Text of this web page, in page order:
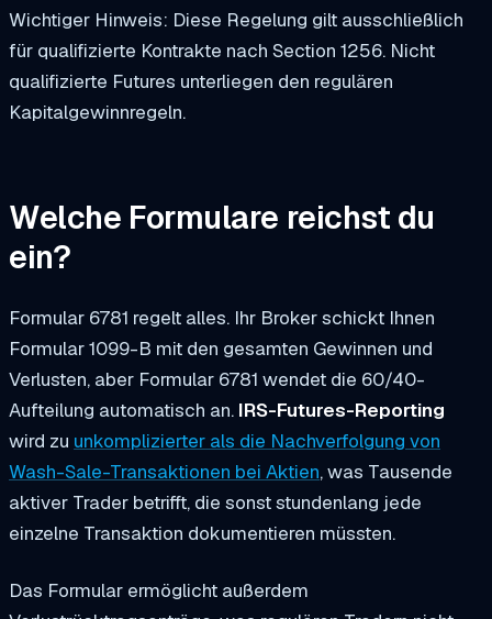
Wichtiger Hinweis: Diese Regelung gilt ausschließlich
für qualifizierte Kontrakte nach Section 1256. Nicht
qualifizierte Futures unterliegen den regulären
Kapitalgewinnregeln.
Welche Formulare reichst du
ein?
Formular 6781 regelt alles. Ihr Broker schickt Ihnen
Formular 1099-B mit den gesamten Gewinnen und
Verlusten, aber Formular 6781 wendet die 60/40-
Aufteilung automatisch an. IRS-Futures-Reporting
wird zu unkomplizierter als die Nachverfolgung von
Wash-Sale-Transaktionen bei Aktien, was Tausende
aktiver Trader betrifft, die sonst stundenlang jede
einzelne Transaktion dokumentieren müssten.
Das Formular ermöglicht außerdem